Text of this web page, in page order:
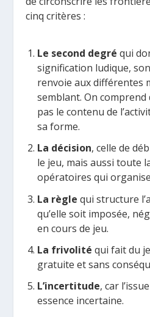
cinq critères :
Le second degré qui
signification ludique,
renvoie aux différentes
semblant. On comprend
pas le contenu de
sa forme.
La décision, celle de
le jeu, mais aussi toute
opératoires qui
La règle qui structure
qu’elle soit imposée,
en cours de jeu.
La frivolité qui fait du
gratuite et sans
L’incertitude, car
essence incertaine.